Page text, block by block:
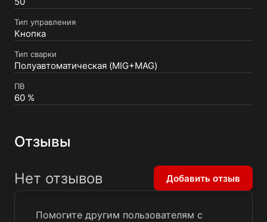
Тип управления
Кнопка
Тип сварки
Полуавтоматическая (MIG+MAG)
ПВ
60 %
Отзывы
Помогите другим пользователям с
Нет отзывов Добавить отзыв